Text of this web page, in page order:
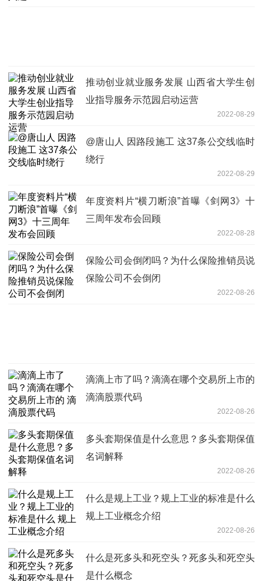
推动创业就业服务发展 山西省大学生创
业指导服务示范园启动运营
2022-08-29
@唐山人 因路段施工 这37条公交线临时
绕行
2022-08-29
年度资料片“横刀断浪”首曝《剑网3》十
三周年发布会回顾
2022-08-28
保险公司会倒闭吗？为什么保险推销员说
保险公司不会倒闭
2022-08-26
滴滴上市了吗？滴滴在哪个交易所上市的
滴滴股票代码
2022-08-26
多头套期保值是什么意思？多头套期保值
名词解释
2022-08-26
什么是规上工业？规上工业的标准是什么
规上工业概念介绍
2022-08-26
什么是死多头和死空头？死多头和死空头
是什么概念